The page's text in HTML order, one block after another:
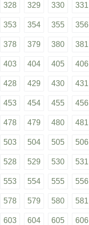
328 329 330 331
353 354 355 356
378 379 380 381
403 404 405 406
428 429 430 431
453 454 455 456
478 479 480 481
503 504 505 506
528 529 530 531
553 554 555 556
578 579 580 581
603 604 605 606